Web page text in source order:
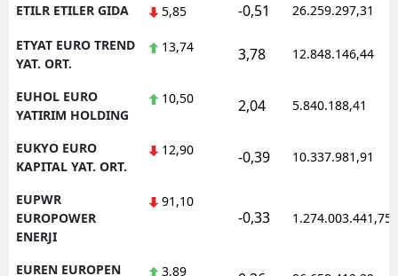
ETILR ETILER GIDA 5,85 -0,51 26.259.297,31
ETYAT EURO TREND
YAT. ORT.
13,74 3,78 12.848.146,44
EUHOL EURO
YATIRIM HOLDING
10,50 2,04 5.840.188,41
EUKYO EURO
KAPITAL YAT. ORT.
12,90 -0,39 10.337.981,91
EUPWR
EUROPOWER
ENERJI
91,10
-0,33 1.274.003.441,75
EUREN EUROPEN
3,89